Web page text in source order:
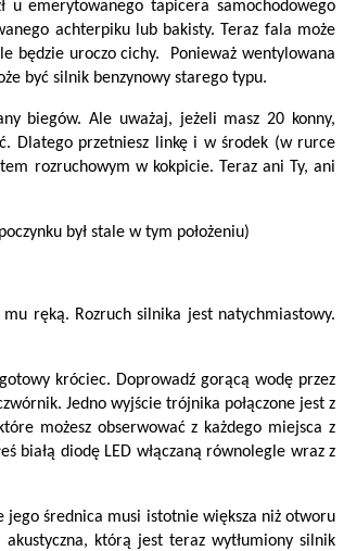
u emerytowanego tapicera samochodowego
achterpiku lub bakisty. Teraz fala może
będzie uroczo cichy. Ponieważ wentylowana
być silnik benzynowy starego typu.
biegów. Ale uważaj, jeżeli masz 20 konny,
Dlatego przetniesz linkę i w środek (w rurce
rozruchowym w kokpicie. Teraz ani Ty, ani
był stale w tym położeniu)
ręką. Rozruch silnika jest natychmiastowy.
króciec. Doprowadź gorącą wodę przez
Jedno wyjście trójnika połączone jest z
możesz obserwować z każdego miejsca z
białą diodę LED włączaną równolegle wraz z
jego średnica musi istotnie większa niż otworu
którą jest teraz wytłumiony silnik